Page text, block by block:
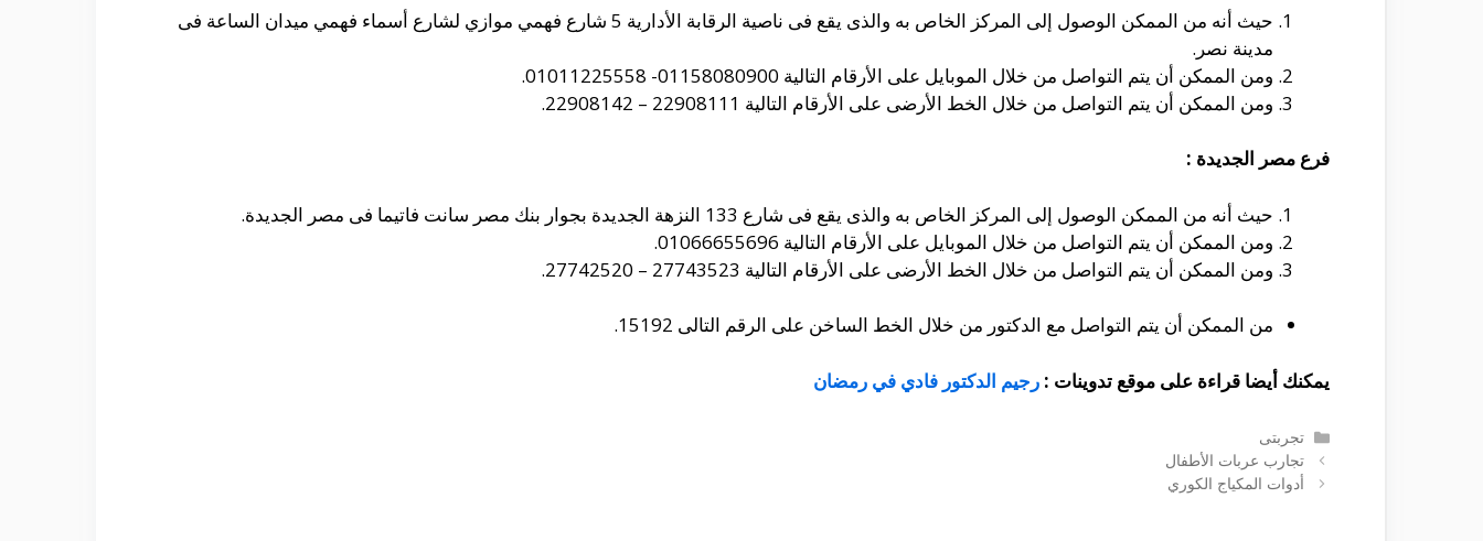
حيث أنه من الممكن الوصول إلى المركز الخاص به والذى يقع فى ناصية الرقابة الأدارية 5 شارع فهمي موازي لشارع أسماء فهمي ميدان الساعة فى
مدينة نصر.
ومن الممكن أن يتم التواصل من خلال الموبايل على الأرقام التالية 01158080900- 01011225558.
ومن الممكن أن يتم التواصل من خلال الخط الأرضى على الأرقام التالية 22908111 – 22908142.
فرع مصر الجديدة :
حيث أنه من الممكن الوصول إلى المركز الخاص به والذى يقع فى شارع 133 النزهة الجديدة بجوار بنك مصر سانت فاتيما فى مصر الجديدة.
ومن الممكن أن يتم التواصل من خلال الموبايل على الأرقام التالية 01066655696.
ومن الممكن أن يتم التواصل من خلال الخط الأرضى على الأرقام التالية 27743523 – 27742520.
من الممكن أن يتم التواصل مع الدكتور من خلال الخط الساخن على الرقم التالى 15192.
يمكنك أيضا قراءة على موقع تدوينات : رجيم الدكتور فادي في رمضان
التصنيفات
تجربتى
تجارب عربات الأطفال
أدوات المكياج الكوري